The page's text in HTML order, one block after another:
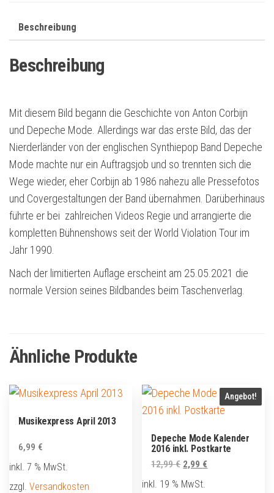
Menge
Beschreibung
Beschreibung
Mit diesem Bild begann die Geschichte von Anton Corbijn
und Depeche Mode. Allerdings war das erste Bild, das der
Nierderländer von der englischen Synthiepop Band Depeche
Mode machte nur ein Auftragsjob und so trennten sich die
Wege wieder, eher Corbijn ab 1986 nahezu alle Pressefotos
und Covergestaltungen der Band übernahmen. Darüberhinaus
führte er bei zahlreichen Videos Regie und arrangierte die
kompletten Bühnenshows seit der World Violation Tour im
Jahr 1990.
Nach der limitierten Auflage erscheint am 25.05.2021 die
normale Version seines Bildbandes beim Taschenverlag.
Ähnliche Produkte
Musikexpress April 2013
6,99 €
inkl. 7 % MwSt.
zzgl. Versandkosten
Angebot!
Depeche Mode Kalender
2016 inkl. Postkarte
12,99€ Ursprünglicher
Preis
2,99 €
inkl. 19 % MwSt.